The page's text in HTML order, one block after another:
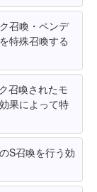
召喚・ペンデ
特殊召喚する
召喚されたモ
果によって特
S召喚を行う効